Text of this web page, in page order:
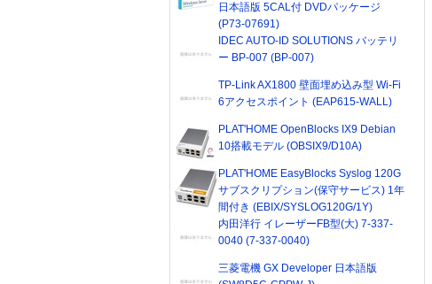
日本語版 5CAL付 DVDパッケージ
(P73-07691)
IDEC AUTO-ID SOLUTIONS バッテリ
ー BP-007 (BP-007)
TP-Link AX1800 壁面埋め込み型 Wi-Fi
6アクセスポイント (EAP615-WALL)
PLAT'HOME OpenBlocks IX9 Debian
10搭載モデル (OBSIX9/D10A)
PLAT'HOME EasyBlocks Syslog 120G
サブスクリプション(保守サービス) 1年
間付き (EBIX/SYSLOG120G/1Y)
内田洋行 イレーザーFB型(大) 7-337-
0040 (7-337-0040)
三菱電機 GX Developer 日本語版